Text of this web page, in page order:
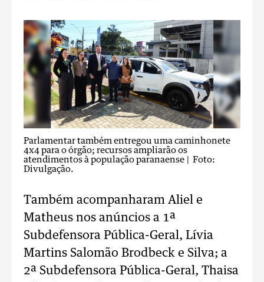
Parlamentar também entregou uma caminhonete
4x4 para o órgão; recursos ampliarão os
atendimentos à população paranaense
| Foto:
Divulgação.
Também acompanharam Aliel e
Matheus nos anúncios a 1ª
Subdefensora Pública-Geral, Lívia
Martins Salomão Brodbeck e Silva; a
2ª Subdefensora Pública-Geral, Thaisa